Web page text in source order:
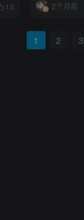
13 2个月前
1 2 3